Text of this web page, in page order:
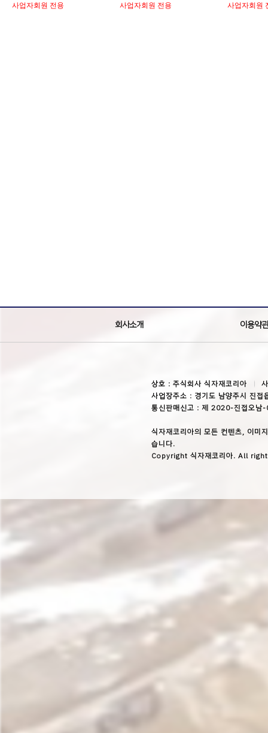
사업자회원 전용 사업자회원 전용 사업자회원
회사소개 이용약
상호 : 주식회사 식자재코리아
사업장주소 : 경기도 남양주시 진
통신판매신고 : 제 2020-진접오남
식자재코리아의 모든 컨텐츠, 이미
습니다.
Copyright 식자재코리아. All